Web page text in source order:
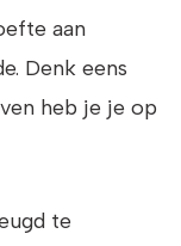
aan
Denk eens
heb je je op
te